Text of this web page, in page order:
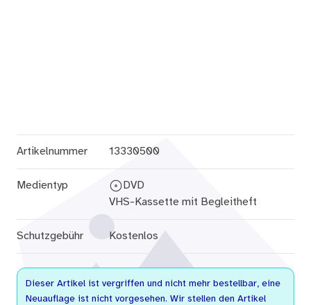
Artikelnummer 13330500
Medientyp
DVD
VHS-Kassette mit Begleitheft
Schutzgebühr Kostenlos
Dieser Artikel ist vergriffen und nicht mehr bestellbar, eine
Neuauflage ist nicht vorgesehen. Wir stellen den Artikel